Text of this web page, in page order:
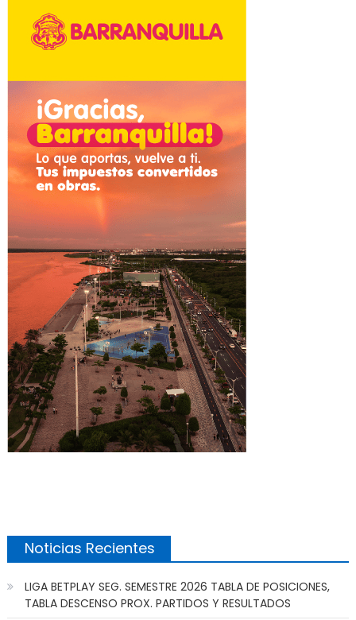
Noticias Recientes
LIGA BETPLAY SEG. SEMESTRE 2026 TABLA DE POSICIONES,
TABLA DESCENSO PROX. PARTIDOS Y RESULTADOS